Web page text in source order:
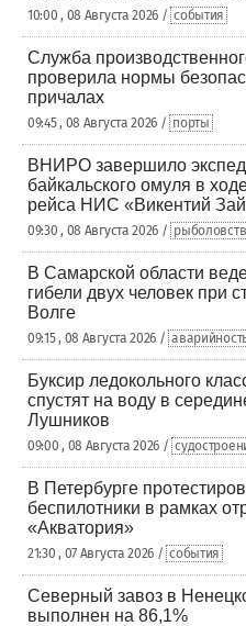
10:00 , 08 Августа 2026 / события
Служба
проверила нормы
причалах
09:45 , 08 Августа 2026 / порты
ВНИРО завершило
байкальского омуля в
рейса НИС «Викентий
09:30 , 08 Августа 2026 /
В Самарской области
гибели двух человек при
Волге
09:15 , 08 Августа 2026 /
Буксир ледокольного
спустят на воду в
Лушников
09:00 , 08 Августа 2026 /
В Петербурге
беспилотники в рамках
«Акватория»
21:30 , 07 Августа 2026 / события
Северный завоз в
выполнен на 86,1%